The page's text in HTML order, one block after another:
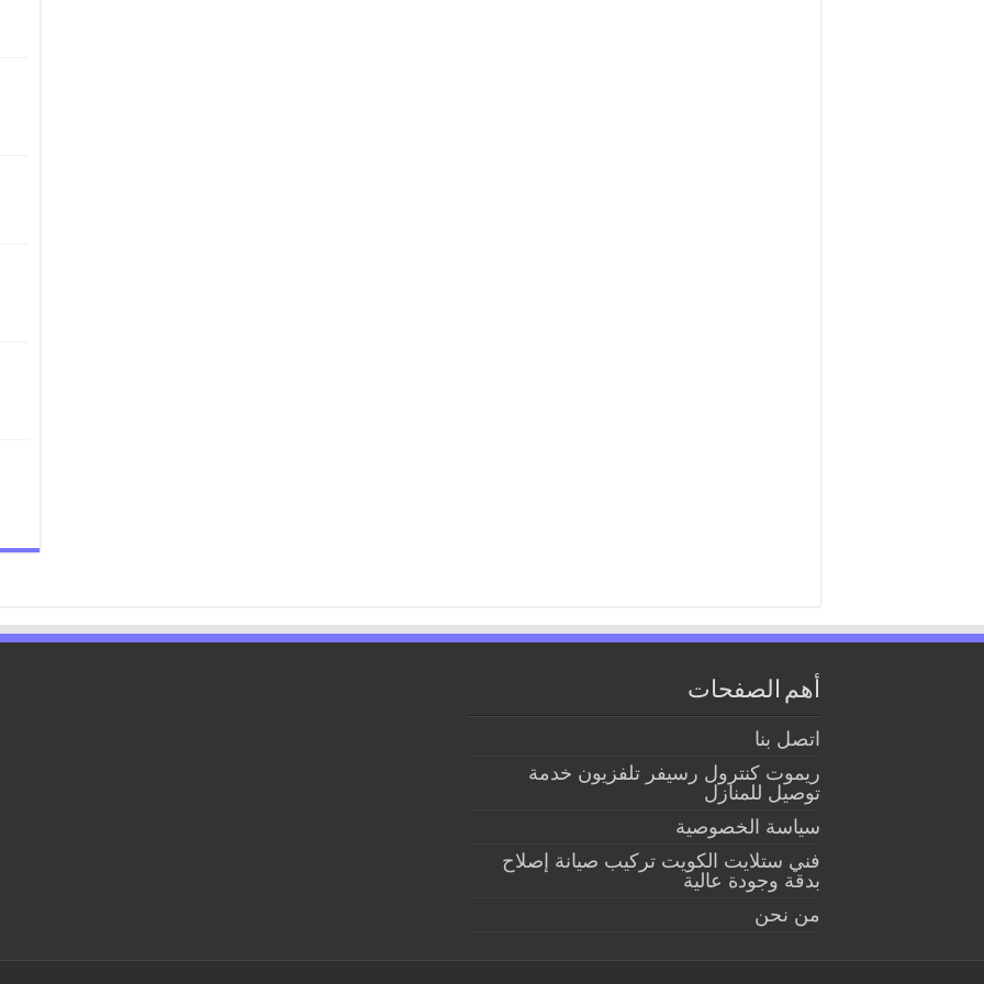
أهم الصفحات
اتصل بنا
ريموت كنترول رسيفر تلفزيون خدمة
توصيل للمنازل
سياسة الخصوصية
فني ستلايت الكويت تركيب صيانة إصلاح
بدقة وجودة عالية
من نحن